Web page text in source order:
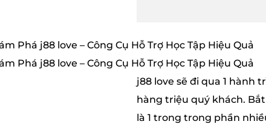
j88 love sẽ đi qua 1 hành
hàng triệu quý khách.
là 1 trong trong phần